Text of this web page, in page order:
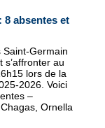
8 absentes et
Germain
s’affronter au
lors de la
2026. Voici
–
Ornella